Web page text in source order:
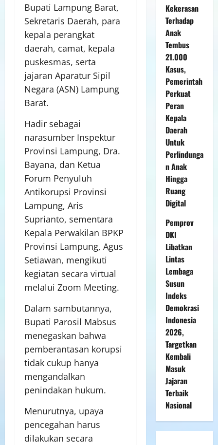
Bupati Lampung Barat,
Sekretaris Daerah, para
kepala perangkat
daerah, camat, kepala
puskesmas, serta
jajaran Aparatur Sipil
Negara (ASN) Lampung
Barat.
Hadir sebagai
narasumber Inspektur
Provinsi Lampung, Dra.
Bayana, dan Ketua
Forum Penyuluh
Antikorupsi Provinsi
Lampung, Aris
Suprianto, sementara
Kepala Perwakilan BPKP
Provinsi Lampung, Agus
Setiawan, mengikuti
kegiatan secara virtual
melalui Zoom Meeting.
Dalam sambutannya,
Bupati Parosil Mabsus
menegaskan bahwa
pemberantasan korupsi
tidak cukup hanya
mengandalkan
penindakan hukum.
Menurutnya, upaya
pencegahan harus
dilakukan secara
Kekerasan
Terhadap
Anak
Tembus
21.000
Kasus,
Pemerintah
Perkuat
Peran
Kepala
Daerah
Untuk
Perlindunga
n Anak
Hingga
Ruang
Digital
Pemprov
DKI
Libatkan
Lintas
Lembaga
Susun
Indeks
Demokrasi
Indonesia
2026,
Targetkan
Kembali
Masuk
Jajaran
Terbaik
Nasional